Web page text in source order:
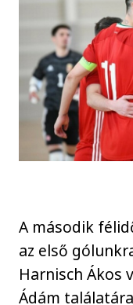
A második
az első
Harnisch Ákos
Ádám